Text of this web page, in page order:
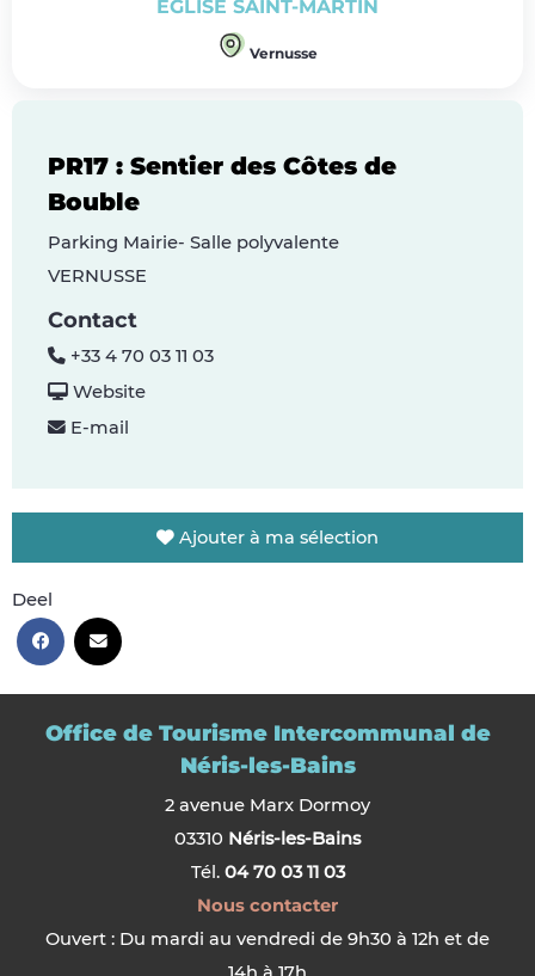
ÉGLISE SAINT-MARTIN
Vernusse
PR17 : Sentier des Côtes de
Bouble
Parking Mairie- Salle polyvalente
VERNUSSE
Contact
+33 4 70 03 11 03
Website
E-mail
Ajouter à ma sélection
Deel
Office de Tourisme Intercommunal de
Néris-les-Bains
2 avenue Marx Dormoy
03310 Néris-les-Bains
Tél. 04 70 03 11 03
Nous contacter
Ouvert : Du mardi au vendredi de 9h30 à 12h et de